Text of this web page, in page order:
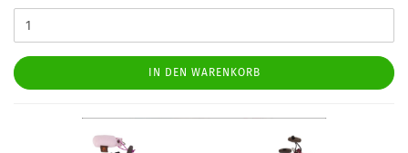
IN DEN WARENKORB